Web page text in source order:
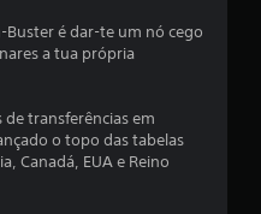
t
é dar-te um nó cego
a tua própria
transferências em
o topo das tabelas
Canadá, EUA e Reino